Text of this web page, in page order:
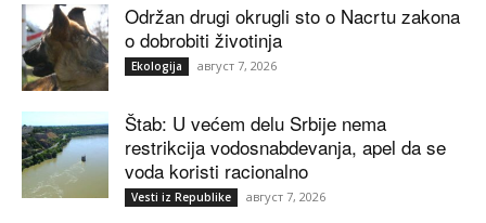
Održan drugi okrugli sto o Nacrtu zakona
o dobrobiti životinja
Ekologija август 7, 2026
Štab: U većem delu Srbije nema
restrikcija vodosnabdevanja, apel da se
voda koristi racionalno
Vesti iz Republike август 7, 2026